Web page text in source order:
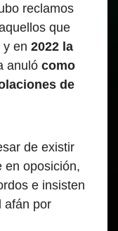
reclamos
que
y en 2022 la
anuló como
de
de existir
en oposición,
e insisten
afán por